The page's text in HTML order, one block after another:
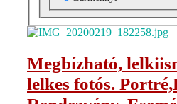
Megbízható,
lelkes fotós.